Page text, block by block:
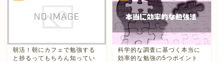
朝活！朝にカフェで勉強する
と捗るってもちろん知ってい
科学的な調査に基づく本当に
効率的な勉強の5つポイント